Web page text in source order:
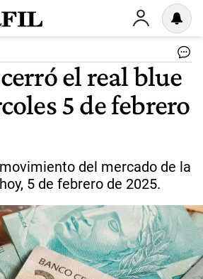
el real blue
5 de febrero
del mercado de la
5 de febrero de 2025.